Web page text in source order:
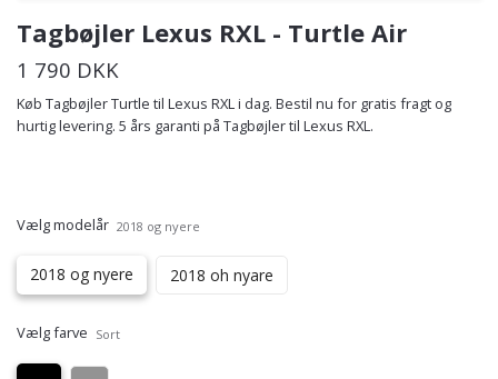
Tagbøjler Lexus RXL - Turtle Air
1 790 DKK
Køb Tagbøjler Turtle til Lexus RXL i dag. Bestil nu for gratis fragt og
hurtig levering. 5 års garanti på Tagbøjler til Lexus RXL.
Vælg modelår 2018 og nyere
2018 og nyere 2018 oh nyare
Vælg farve Sort